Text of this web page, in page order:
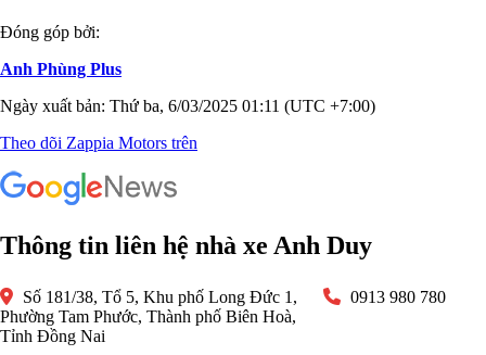
Đóng góp bởi:
Anh Phùng Plus
Ngày xuất bản: Thứ ba, 6/03/2025 01:11 (UTC +7:00)
Theo dõi Zappia Motors trên
Thông tin liên hệ nhà xe Anh Duy
Số 181/38, Tổ 5, Khu phố Long Đức 1,
Phường Tam Phước, Thành phố Biên Hoà,
Tỉnh Đồng Nai
0913 980 780